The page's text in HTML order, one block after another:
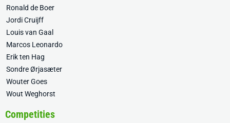
Ronald de Boer
Jordi Cruijff
Louis van Gaal
Marcos Leonardo
Erik ten Hag
Sondre Ørjasæter
Wouter Goes
Wout Weghorst
Competities